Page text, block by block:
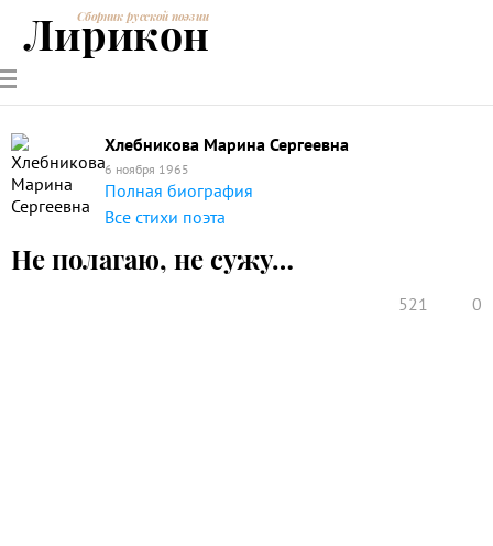
РУССКИЕ
ПОЭТЫ
СОВРЕМЕННИКИЭНЦИКЛОПЕДИЯ
ПОЭЗИИ
Сборник русской поэзии
Лирикон
Хлебникова Марина Сергеевна
6 ноября 1965
Полная биография
Все стихи поэта
Не полагаю, не сужу…
521 0